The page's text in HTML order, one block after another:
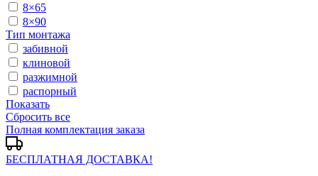
8×65
8×90
Тип монтажа
забивной
клиновой
разжимной
распорный
Показать
Сбросить все
Полная комплектация заказа
БЕСПЛАТНАЯ ДОСТАВКА!